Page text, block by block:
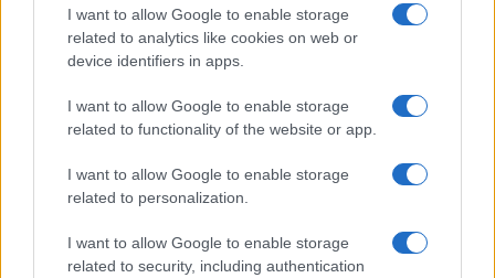
I want to allow Google to enable storage
related to analytics like cookies on web or
device identifiers in apps.
I want to allow Google to enable storage
related to functionality of the website or app.
I want to allow Google to enable storage
related to personalization.
I want to allow Google to enable storage
related to security, including authentication
El petróleo Brent cae un 8.46% y arrastra a las materias